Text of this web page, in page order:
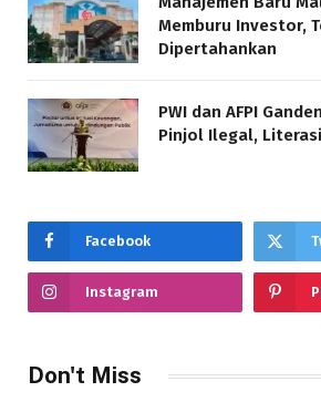
Memburu Investor,
Dipertahankan
PWI dan AFPI
Pinjol Ilegal,
Facebook
Instagram
Don't Miss